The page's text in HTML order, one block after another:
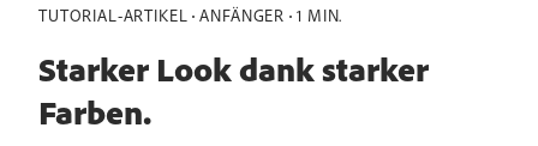
TUTORIAL-ARTIKEL ANFÄNGER 1 MIN.
Starker Look dank starker
Farben.